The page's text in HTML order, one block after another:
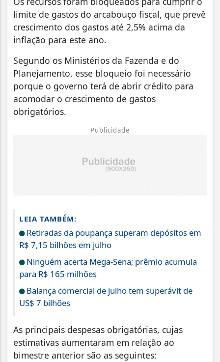
limite de gastos do arcabouço fiscal, que prevê
crescimento dos gastos até 2,5% acima da
inflação para este ano.
Segundo os Ministérios da Fazenda e do
Planejamento, esse bloqueio foi necessário
porque o governo terá de abrir crédito para
acomodar o crescimento de gastos
obrigatórios.
Publicidade
LEIA TAMBÉM:
Retiradas da poupança superam depósitos em
R$ 7,15 bilhões em julho
Ninguém acerta Mega-Sena; prêmio acumula
para R$ 165 milhões
Balança comercial de julho tem superávit de
US$ 7 bilhões
As principais despesas obrigatórias, cujas
estimativas aumentaram em relação ao
bimestre anterior são as seguintes: